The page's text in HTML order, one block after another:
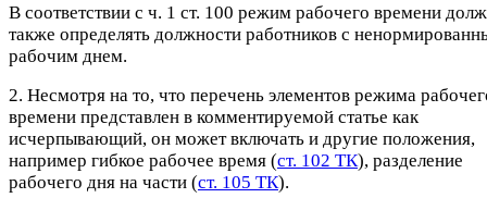
В соответствии с ч. 1 ст. 100 режим рабочего времени
также определять должности работников с
рабочим днем.
2. Несмотря на то, что перечень элементов режима
времени представлен в комментируемой статье как
исчерпывающий, он может включать и другие положения,
например гибкое рабочее время (ст. 102 ТК), разделение
рабочего дня на части (ст. 105 ТК).